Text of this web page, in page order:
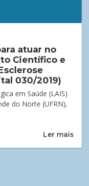
atuar no
Científico e
030/2019)
em Saúde (LAIS)
do Norte (UFRN),
Ler mais